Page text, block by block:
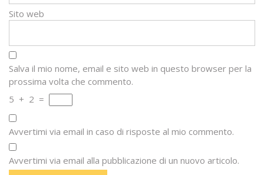
Sito web
Salva il mio nome, email e sito web in questo browser per la
prossima volta che commento.
5 + 2 =
Avvertimi via email in caso di risposte al mio commento.
Avvertimi via email alla pubblicazione di un nuovo articolo.